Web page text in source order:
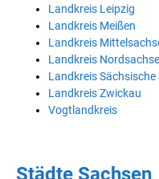
Landkreis Leipzig
Landkreis Meißen
Landkreis
Landkreis
Landkreis
Landkreis Zwickau
Vogtlandkreis